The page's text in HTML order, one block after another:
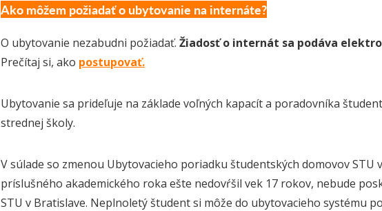
Ako môžem požiadať o ubytovanie na internáte?
O ubytovanie nezabudni požiadať. Žiadosť o internát sa podáva
Prečítaj si, ako postupovať.
Ubytovanie sa prideľuje na základe voľných kapacít a poradovníka
strednej školy.
V súlade so zmenou Ubytovacieho poriadku študentských domovov STU
príslušného akademického roka ešte nedovŕšil vek 17 rokov, nebude
STU v Bratislave. Neplnoletý študent si môže do ubytovacieho systému